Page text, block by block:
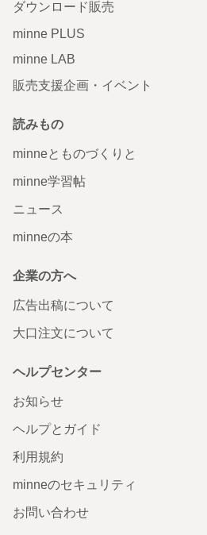
ダウンロード販売
minne PLUS
minne LAB
販売支援企画・イベント
読みもの
minneとものづくりと
minne学習帖
ニュース
minneの本
企業の方へ
広告出稿について
大口注文について
ヘルプセンター
お知らせ
ヘルプとガイド
利用規約
minneのセキュリティ
お問い合わせ